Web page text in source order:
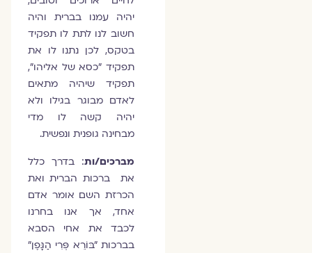
יהיה עמנו בברית והיה
חשוב לנו לתת לו תפקיד
בטקס, לכן נתנו לו את
תפקיד "כסא של אליהו",
תפקיד שיהיה מתאים
לאדם מבוגר בגילו ולא
יהיה קשה לו מדי
מבחינה גופנית ונפשית.
מברכים/ות: בדרך כלל
את ברכות הברית ואת
הכרזת השם אומר אדם
אחד, אך אנו בחרנו
לכבד את אחי הסבא
בברכות "בּוֹרֵא פְּרִי הַגָּפֶן"